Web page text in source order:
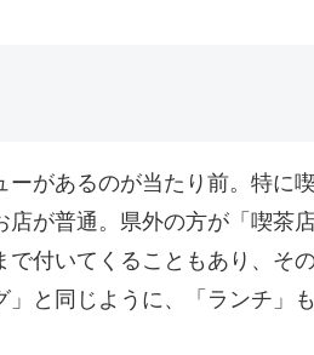
があるのが当たり前。特に
が普通。県外の方が「喫茶
付いてくることもあり、そ
と同じように、「ランチ」